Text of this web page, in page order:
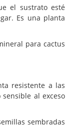
el sustrato esté
Es una planta
para cactus
resistente a las
sensible al exceso
sembradas